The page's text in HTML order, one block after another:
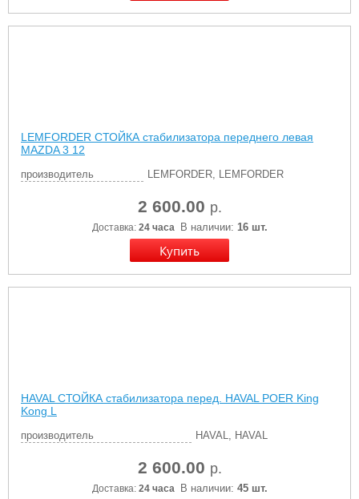
LEMFORDER СТОЙКА стабилизатора переднего левая
MAZDA 3 12
производитель LEMFORDER, LEMFORDER
2 600.00 р.
Доставка: 24 часа В наличии: 16 шт.
HAVAL СТОЙКА стабилизатора перед. HAVAL POER King
Kong L
производитель HAVAL, HAVAL
2 600.00 р.
Доставка: 24 часа В наличии: 45 шт.